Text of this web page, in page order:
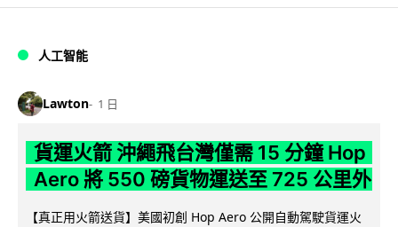
人工智能
Lawton 1 日
貨運火箭 沖繩飛台灣僅需 15 分鐘 Hop
Aero 將 550 磅貨物運送至 725 公里外
【真正用火箭送貨】美國初創 Hop Aero 公開自動駕駛貨運火